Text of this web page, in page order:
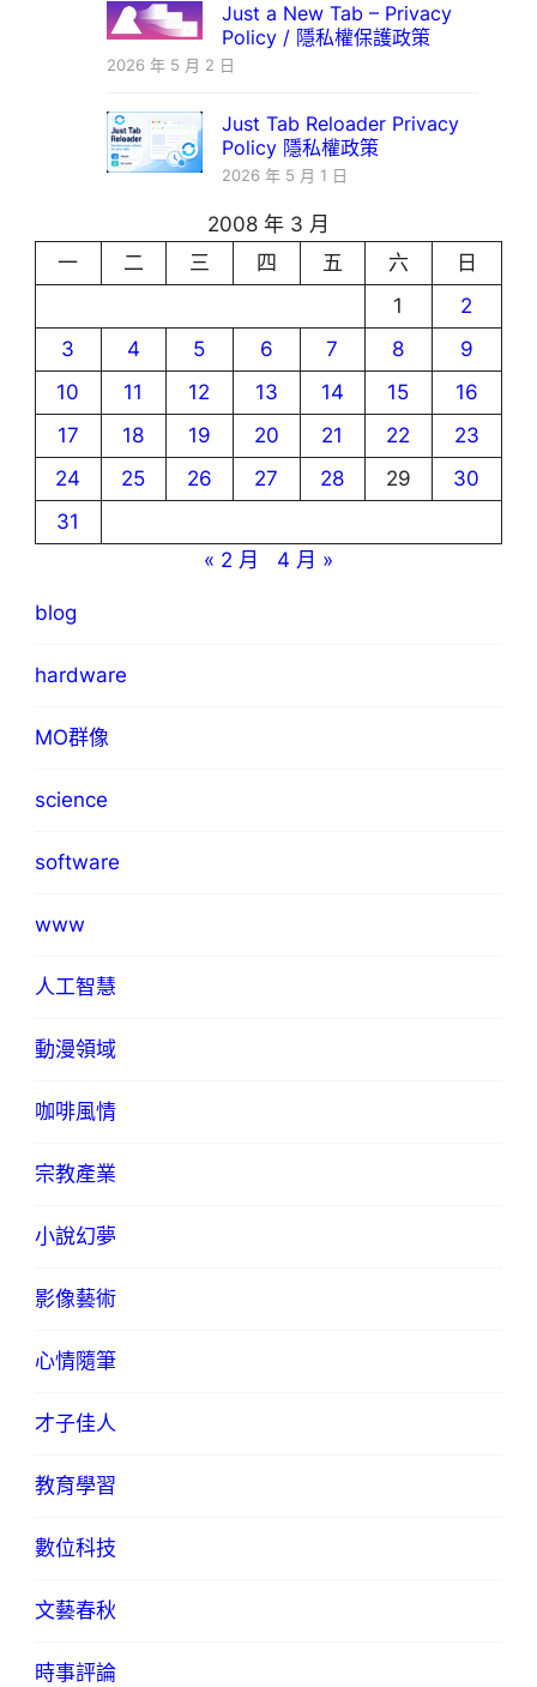
Just a New Tab – Privacy
Policy / 隱私權保護政策
2026 年 5 月 2 日
Just Tab Reloader Privacy
Policy 隱私權政策
2026 年 5 月 1 日
2008 年 3 月
一
二 三 四 五 六
日
1
2
3
4 5 6 7 8
9
10
11 12 13 14 15
16
17
18 19 20 21 22
23
24
25 26 27 28 29
30
31
« 2 月
4 月 »
blog
hardware
MO群像
science
software
www
人工智慧
動漫領域
咖啡風情
宗教產業
小說幻夢
影像藝術
心情隨筆
才子佳人
教育學習
數位科技
文藝春秋
時事評論